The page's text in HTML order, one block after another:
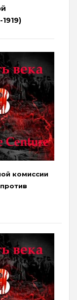
комиссии